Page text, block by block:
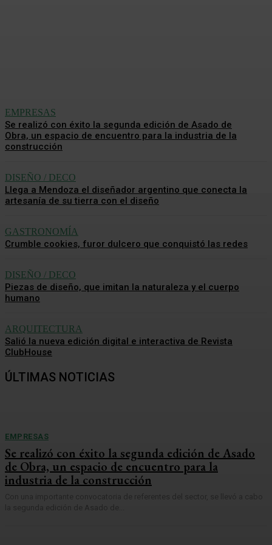
EMPRESAS
Se realizó con éxito la segunda edición de Asado de
Obra, un espacio de encuentro para la industria de la
construcción
DISEÑO / DECO
Llega a Mendoza el diseñador argentino que conecta la
artesanía de su tierra con el diseño
GASTRONOMÍA
Crumble cookies, furor dulcero que conquistó las redes
DISEÑO / DECO
Piezas de diseño, que imitan la naturaleza y el cuerpo
humano
ARQUITECTURA
Salió la nueva edición digital e interactiva de Revista
ClubHouse
ÚLTIMAS NOTICIAS
EMPRESAS
Se realizó con éxito la segunda edición de Asado
de Obra, un espacio de encuentro para la
industria de la construcción